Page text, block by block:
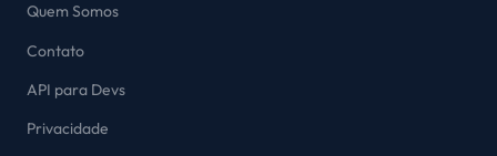
Quem Somos
Contato
API para Devs
Privacidade